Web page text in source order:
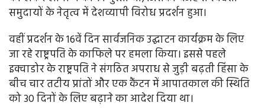
समुदायों के नेतृत्व में देशव्यापी विरोध प्रदर्शन हुआ।
वहीं प्रदर्शन के 16वें दिन सार्वजनिक उद्घाटन कार्यक्रम के लिए
जा रहे राष्ट्रपति के काफिले पर हमला किया। इससे पहले
इक्वाडोर के राष्ट्रपति ने संगठित अपराध से जुड़ी बढ़ती हिंसा के
बीच चार तटीय प्रांतों और एक कैंटन में आपातकाल की स्थिति
को 30 दिनों के लिए बढ़ाने का आदेश दिया था।